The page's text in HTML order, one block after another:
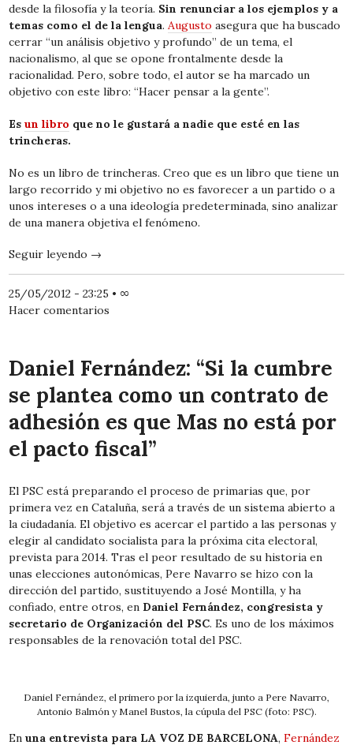
desde la filosofía y la teoría. Sin renunciar a los ejemplos y a
temas como el de la lengua.Augusto asegura que ha buscado
cerrar “un análisis objetivo y profundo” de un tema, el
nacionalismo, al que se opone frontalmente desde la
racionalidad. Pero, sobre todo, el autor se ha marcado un
objetivo con este libro: “Hacer pensar a la gente”.
Esun libro que no le gustará a nadie que esté en las
trincheras.
No es un libro de trincheras. Creo que es un libro que tiene un
largo recorrido y mi objetivo no es favorecer a un partido o a
unos intereses o a una ideología predeterminada, sino analizar
de una manera objetiva el fenómeno.
Seguir leyendo →
25/05/2012 - 23:25 • ∞
Hacer comentarios
Daniel Fernández: “Si la cumbre
se plantea como un contrato de
adhesión es que Mas no está por
el pacto fiscal”
El PSC está preparando el proceso de primarias que, por
primera vez en Cataluña, será a través de un sistema abierto a
la ciudadanía. El objetivo es acercar el partido a las personas y
elegir al candidato socialista para la próxima cita electoral,
prevista para 2014. Tras el peor resultado de su historia en
unas elecciones autonómicas, Pere Navarro se hizo con la
dirección del partido, sustituyendo a José Montilla, y ha
confiado, entre otros, en Daniel Fernández, congresista y
secretario de Organización del PSC. Es uno de los máximos
responsables de la renovación total del PSC.
Daniel Fernández, el primero por la izquierda, junto a Pere Navarro,
Antonio Balmón y Manel Bustos, la cúpula del PSC (foto: PSC).
Enuna entrevista para LA VOZ DE BARCELONA,Fernández